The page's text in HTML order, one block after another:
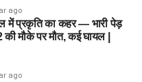
ago
में प्रकृति का कहर — भारी पेड़
मौके पर मौत, कई घायल |
ago